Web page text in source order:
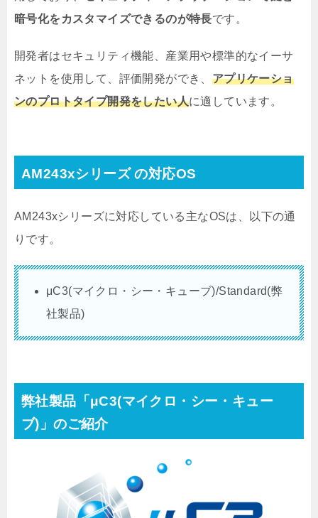
暗号化をカスタマイズできるのが特長です。
開発者はセキュリティ機能、産業用や標準的なイーサ
ネットを使用して、評価開発ができ、 アプリケーショ
ンのプロトタイプ開発をしたい人に適しています。
AM243xシリーズ の対応OS
AM243xシリーズに対応している主なOSは、以下の通
りです。
μC3(マイクロ・シー・キューブ)/Standard(弊
社製品)
弊社製品「μC3(マイクロ・シー・キュー
ブ)」のご紹介